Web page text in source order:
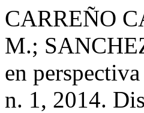
CARREÑO
M.;
en
n. 1, 2014.